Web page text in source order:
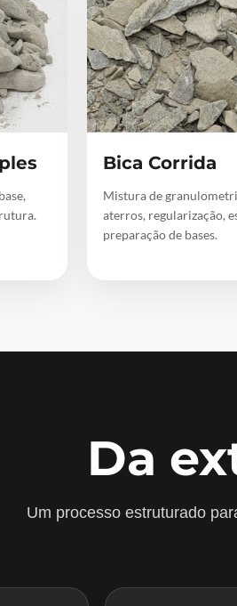
Bica Corrida
Mistura de
aterros, regularização,
preparação de bases.
Da
Um processo estruturado